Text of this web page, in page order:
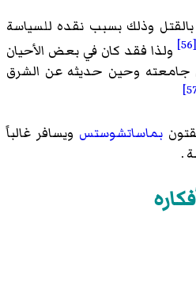
وذلك بسبب نقده للسياسة
[56]
ولذا فقد كان في بعض الأحيان
جامعته وحين حديثه عن الشرق
بماساتشوستس ويسافر غالباً
.